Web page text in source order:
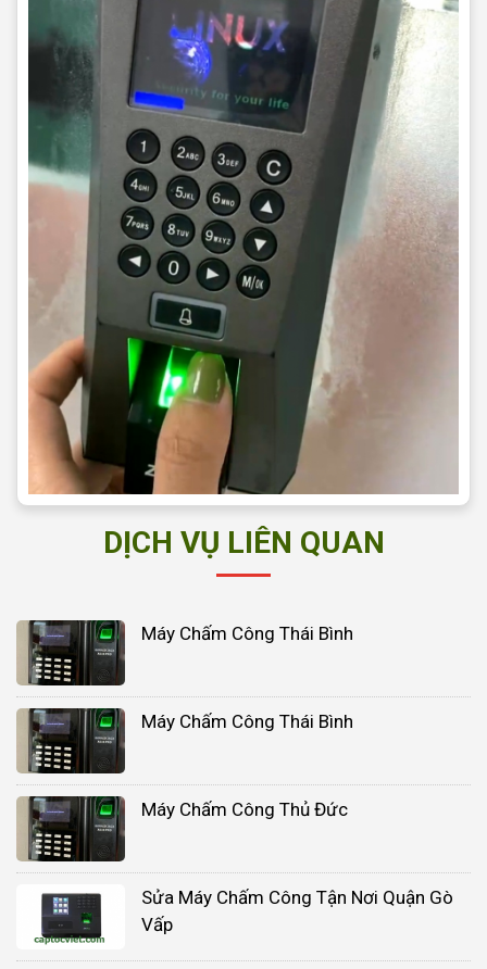
DỊCH VỤ LIÊN QUAN
Máy Chấm Công Thái Bình
Máy Chấm Công Thái Bình
Máy Chấm Công Thủ Đức
Sửa Máy Chấm Công Tận Nơi Quận Gò
Vấp